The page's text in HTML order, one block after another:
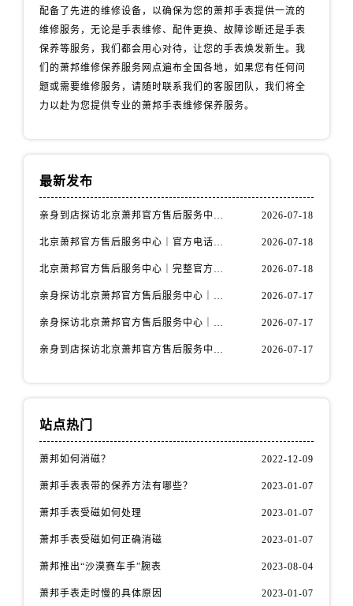
配备了先进的维修设备，以确保为您的萧邦手表提供一流的
维修服务，无论是手表维修、配件更换、故障诊断还是手表
保养等服务，我们都会用心对待，让您的手表焕发新生。我
们的萧邦维修保养服务网点遍布全国各地，如果您有任何问
题或需要维修服务，请随时联系我们的客服团队，我们将全
力以赴为您提供专业的萧邦手表维修保养服务。
最新发布
亲身到店探访北京萧邦官方售后服务中心｜全新服务电话及详细维修地址（2026年7月最新） 2026-07-18
北京萧邦官方售后服务中心｜官方电话和详细网点地址权威信息公示（2026年7月最新） 2026-07-18
北京萧邦官方售后服务中心｜完整官方热线和详细地址权威信息公示（2026年7月最新） 2026-07-18
亲身探访北京萧邦官方售后服务中心｜网点地址及24小时热线（2026年7月最新） 2026-07-17
亲身探访北京萧邦官方售后服务中心｜最新官方地址和全部热线（2026年7月最新） 2026-07-17
亲身到店探访北京萧邦官方售后服务中心｜完整地址与24小时售后热线（2026年7月最新） 2026-07-17
站点热门
萧邦如何消磁？ 2022-12-09
萧邦手表表带的保养方法有哪些？ 2023-01-07
萧邦手表受磁如何处理 2023-01-07
萧邦手表受磁如何正确消磁 2023-01-07
萧邦推出“沙漠赛车手”腕表 2023-08-04
萧邦手表走时慢的具体原因 2023-01-07